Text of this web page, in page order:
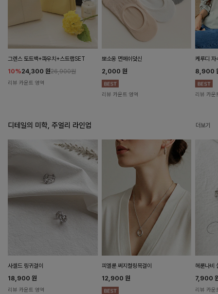
그렌스 토트백+파우치+스트랩SET
10%24,300 원26,900원
리뷰 카운트 영역
뽀소옹 면메쉬덧신
2,000 원
리뷰 카운트 영역
케루디 자
8,900
리뷰 카운
디테일의 미학, 주얼리 라인업 더보기
사셀드 링귀걸이
18,900 원
리뷰 카운트 영역
피엘룬 써지컬링목걸이
12,900 원
헤룬나비
7,900
리뷰 카운